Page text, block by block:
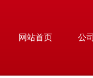
网站首页
公